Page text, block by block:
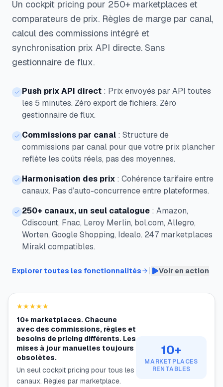
Un cockpit pricing pour 250+ marketplaces et
comparateurs de prix. Règles de marge par canal,
calcul des commissions intégré et
synchronisation prix API directe. Sans
gestionnaire de flux.
Push prix API direct : Prix envoyés par API toutes
les 5 minutes. Zéro export de fichiers. Zéro
gestionnaire de flux.
Commissions par canal : Structure de
commissions par canal pour que votre prix plancher
reflète les coûts réels, pas des moyennes.
Harmonisation des prix : Cohérence tarifaire entre
canaux. Pas d’auto-concurrence entre plateformes.
250+ canaux, un seul catalogue : Amazon,
Cdiscount, Fnac, Leroy Merlin, bol.com, Allegro,
Worten, Google Shopping, Idealo. 247 marketplaces
Mirakl compatibles.
Explorer toutes les fonctionnalités Voir en action
★★★★★
10+ marketplaces. Chacune
avec des commissions, règles et
besoins de pricing différents. Les
mises à jour manuelles toujours
obsolètes.
Un seul cockpit pricing pour tous les
canaux. Règles par marketplace.
10+
MARKETPLACES
RENTABLES